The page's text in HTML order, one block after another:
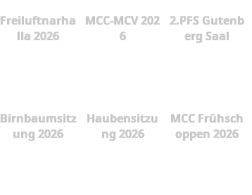
Freiluftnarha
lla 2026
MCC-MCV 202
6
2.PFS Gutenb
erg Saal
Birnbaumsitz
ung 2026
Haubensitzu
ng 2026
MCC Frühsch
oppen 2026